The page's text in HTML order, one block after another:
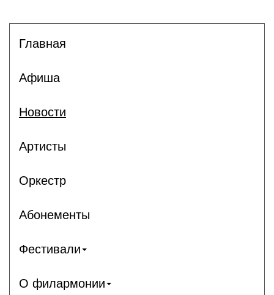
Главная
Афиша
Новости
Артисты
Оркестр
Абонементы
Фестивали
О филармонии